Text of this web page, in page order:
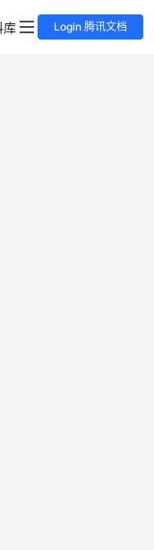
库 Login 腾讯文档